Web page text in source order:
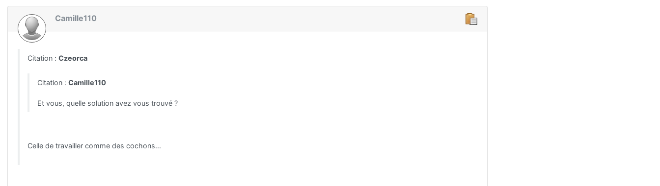
Camille110
Citation : Czeorca
Citation : Camille110
Et vous, quelle solution avez vous trouvé ?
Celle de travailler comme des cochons...